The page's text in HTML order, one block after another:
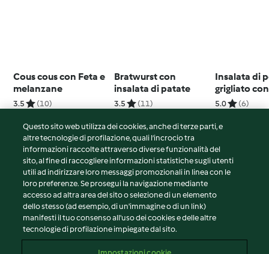
Cous cous con Feta e
melanzane
3.5 (10)
Bratwurst con
insalata di patate
3.5 (11)
Insalata di
grigliato con
vinaigrette
5.0 (6)
© Copyright 2026
Termini del servizio
Informativa sulla privacy
Avvertenze generali
Note legali
Questo sito web utilizza dei cookies, anche di terze parti, e
altre tecnologie di profilazione, quali l’incrocio tra
informazioni raccolte attraverso diverse funzionalità del
sito, al fine di raccogliere informazioni statistiche sugli utenti
utili ad indirizzare loro messaggi promozionali in linea con le
loro preferenze. Se prosegui la navigazione mediante
accesso ad altra area del sito o selezione di un elemento
dello stesso (ad esempio, di un'immagine o di un link)
manifesti il tuo consenso all'uso dei cookies e delle altre
tecnologie di profilazione impiegate dal sito.